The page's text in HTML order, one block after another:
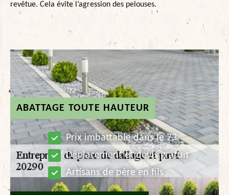
ABATTAGE TOUTE HAUTEUR
Prix imbattable dans le 73
Déplacement et devis gratuit
Artisans de père en fils
revêtue. Cela évite l’agression des pelouses.